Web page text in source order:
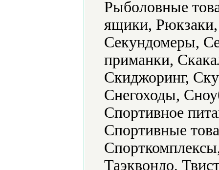
Рыболовные
ящики,
Секундомеры,
приманки,
Скиджоринг,
Снегоходы,
Спортивное
Спортивные
Таэквондо,